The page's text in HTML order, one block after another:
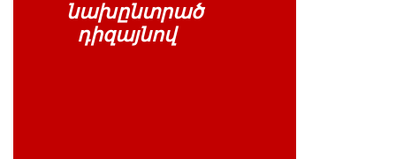
նախընտրած
դիզայնով